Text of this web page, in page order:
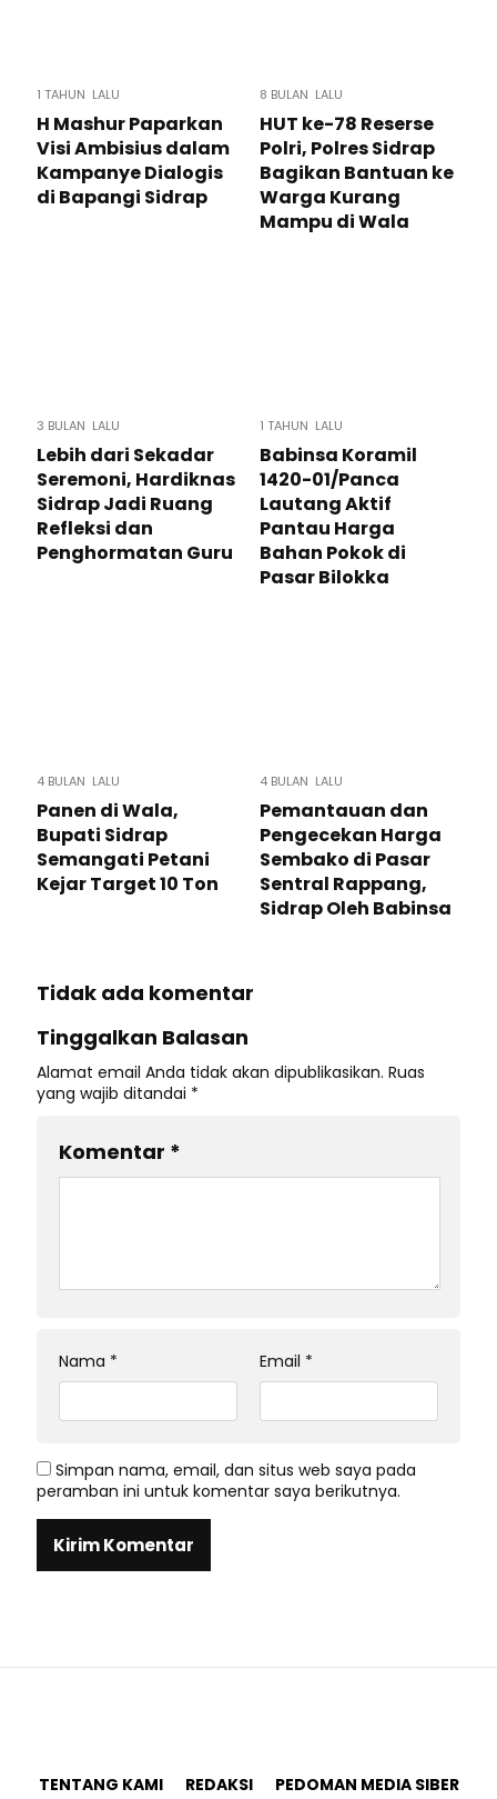
1 TAHUN LALU
H Mashur Paparkan
Visi Ambisius dalam
Kampanye Dialogis
di Bapangi Sidrap
8 BULAN LALU
HUT ke-78 Reserse
Polri, Polres Sidrap
Bagikan Bantuan ke
Warga Kurang
Mampu di Wala
3 BULAN LALU
Lebih dari Sekadar
Seremoni, Hardiknas
Sidrap Jadi Ruang
Refleksi dan
Penghormatan Guru
1 TAHUN LALU
Babinsa Koramil
1420-01/Panca
Lautang Aktif
Pantau Harga
Bahan Pokok di
Pasar Bilokka
4 BULAN LALU
Panen di Wala,
Bupati Sidrap
Semangati Petani
Kejar Target 10 Ton
4 BULAN LALU
Pemantauan dan
Pengecekan Harga
Sembako di Pasar
Sentral Rappang,
Sidrap Oleh Babinsa
Tidak ada komentar
Tinggalkan Balasan
Alamat email Anda tidak akan dipublikasikan. Ruas
yang wajib ditandai *
Komentar *
Nama * Email *
Simpan nama, email, dan situs web saya pada
peramban ini untuk komentar saya berikutnya.
TENTANG KAMI REDAKSI
PEDOMAN MEDIA SIBER